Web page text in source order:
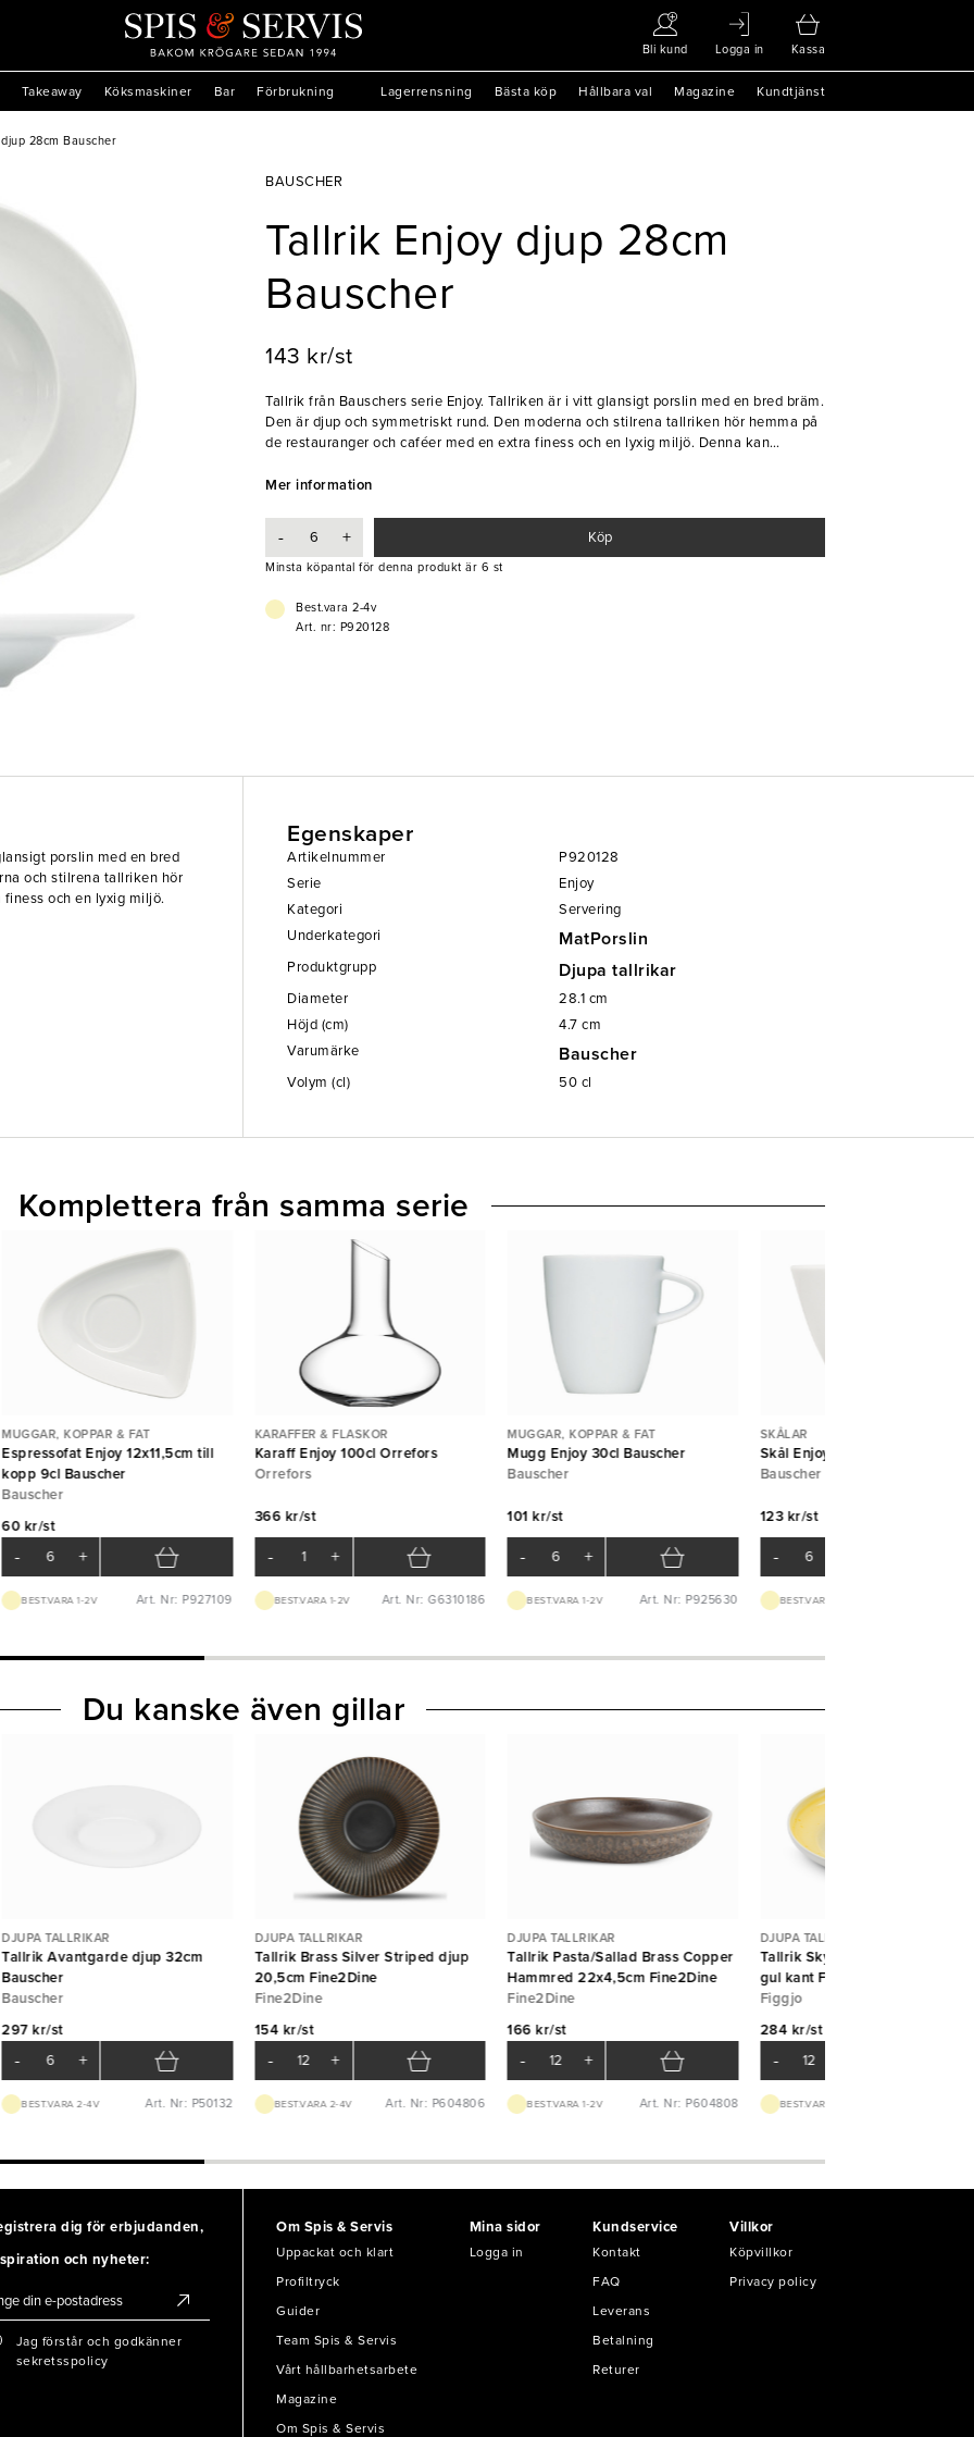
Bli kund Logga in Kassa
Takeaway Köksmaskiner Bar Förbrukning Lagerrensning Bästa köp Hållbara val Magazine Kundtjänst
28cm Bauscher
BAUSCHER
Tallrik Enjoy djup 28cm
Bauscher
143 kr/st
Tallrik från Bauschers serie Enjoy. Tallriken är i vitt glansigt porslin med en bred bräm.
Den är djup och symmetriskt rund. Den moderna och stilrena tallriken hör hemma på
de restauranger och caféer med en extra finess och en lyxig miljö. Denna kan
Mer information
- + Köp
Minsta köpantal för denna produkt är 6 st
Best.vara 2-4v
Art. nr: P920128
porslin med en bred
och stilrena tallriken hör
och en lyxig miljö.
Egenskaper
Artikelnummer
P920128
Serie
Enjoy
Kategori
Servering
Underkategori
MatPorslin
Produktgrupp Djupa tallrikar
Diameter 28.1 cm
Höjd (cm)
4.7 cm
Varumärke
Bauscher
Volym (cl) 50 cl
MUGGAR, KOPPAR & FAT
Espressofat Enjoy 12x11,5cm till
kopp 9cl Bauscher
Bauscher
60 kr/st
- +
BEST.VARA 1-2V Art. Nr: P927109
KARAFFER & FLASKOR
Karaff Enjoy 100cl Orrefors
Orrefors
366 kr/st
- +
BEST.VARA 1-2V Art. Nr: G6310186
MUGGAR, KOPPAR & FAT
Mugg Enjoy 30cl Bauscher
Bauscher
101 kr/st
- +
BEST.VARA 1-2V Art. Nr: P925630
SKÅLAR
Skål Enjoy 35cl Bauscher
Bauscher
123 kr/st
-
BEST.VARA 1-2V
Komplettera från samma serie
DJUPA TALLRIKAR
Tallrik Avantgarde djup 32cm
Bauscher
Bauscher
297 kr/st
- +
BEST.VARA 2-4V Art. Nr: P50132
DJUPA TALLRIKAR
Tallrik Brass Silver Striped djup
20,5cm Fine2Dine
Fine2Dine
154 kr/st
- +
BEST.VARA 2-4V Art. Nr: P604806
DJUPA TALLRIKAR
Tallrik Pasta/Sallad Brass Copper
Hammred 22x4,5cm Fine2Dine
Fine2Dine
166 kr/st
- +
BEST.VARA 1-2V Art. Nr: P604808
DJUPA TALLRIKAR
Tallrik Skygge djup 20cm
gul kant Figgjo
Figgjo
284 kr/st
-
BEST.VARA 2-4V
Du kanske även gillar
dig för erbjudanden,
och nyheter:
Jag förstår och godkänner
sekretsspolicy
Om Spis & Servis
Uppackat och klart
Profiltryck
Guider
Team Spis & Servis
Vårt hållbarhetsarbete
Magazine
Om Spis & Servis
Mina sidor
Logga in
Kundservice
Kontakt
FAQ
Leverans
Betalning
Returer
Villkor
Köpvillkor
Privacy policy